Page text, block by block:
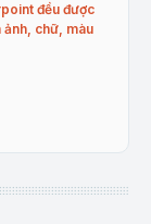
đều được
ảnh, chữ, màu